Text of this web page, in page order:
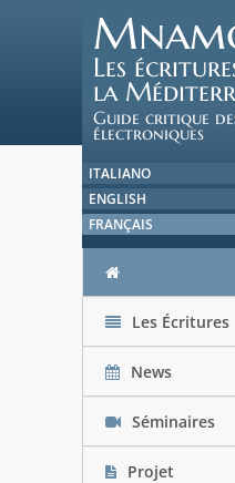
Les
la
Guide critique
électroniques
ITALIANO
ENGLISH
FRANÇAIS
Les Écritures
News
Séminaires
Projet